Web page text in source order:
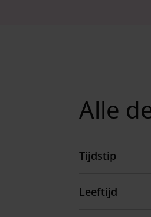
Alle
Tijdstip
Leeftijd